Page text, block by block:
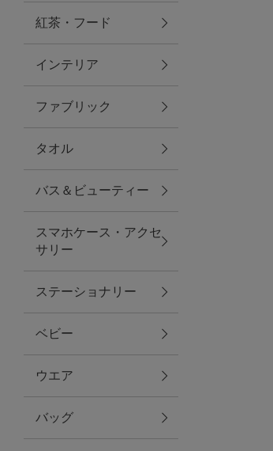
トラベルグッズ
ランチ
バッグ
キッチン・ダイニング
ダイニング
キッチン
ファブリック
グリーン
紅茶・フード
インテリア
ファブリック
タオル
バス＆ビューティー
スマホケース・アクセ
サリー
ステーショナリー
ベビー
ウエア
バッグ